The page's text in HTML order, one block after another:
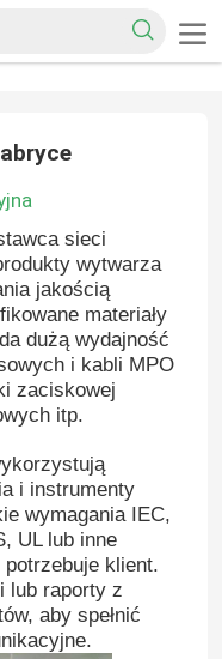
sieci
wytwarza
jakością
materiały
dużą wydajność
i kabli MPO
zaciskowej
itp.
i instrumenty
wymagania IEC,
UL lub inne
klient.
lub raporty z
aby spełnić